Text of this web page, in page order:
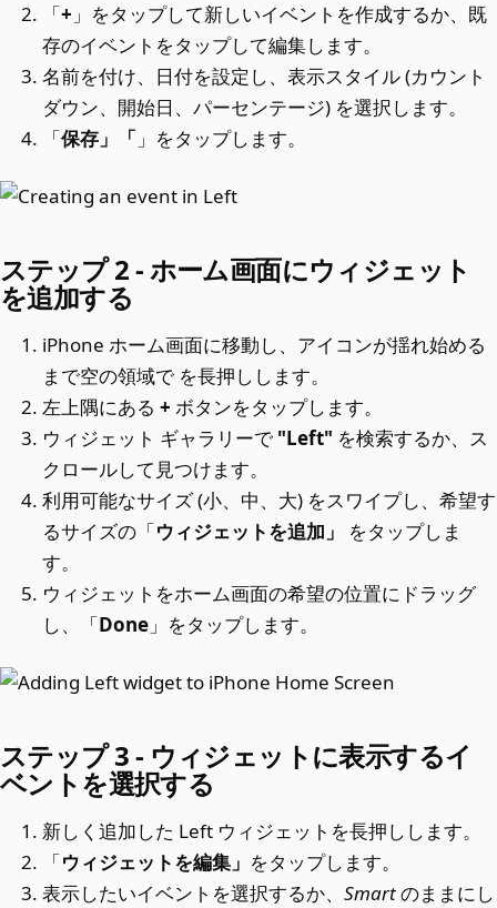
「+ 」をタップして新しいイベントを作成するか、既
存のイベントをタップして編集します。
名前を付け、日付を設定し、表示スタイル (カウント
ダウン、開始日、パーセンテージ) を選択します。
「保存」「 」をタップします。
ステップ 2 - ホーム画面にウィジェット
を追加する
iPhone ホーム画面に移動し、アイコンが揺れ始める
まで空の領域で を長押しします。
左上隅にある+ ボタンをタップします。
ウィジェット ギャラリーで "Left" を検索するか、ス
クロールして見つけます。
利用可能なサイズ (小、中、大) をスワイプし、希望す
るサイズの「ウィジェットを追加」
をタップしま
す。
ウィジェットをホーム画面の希望の位置にドラッグ
し、「Done 」をタップします。
ステップ 3 - ウィジェットに表示するイ
ベントを選択する
新しく追加した Left ウィジェットを長押しします。
「ウィジェットを編集」 をタップします。
表示したいイベントを選択するか、Smartのままにし